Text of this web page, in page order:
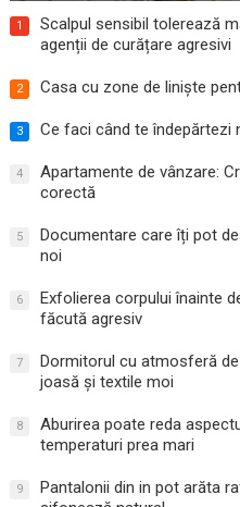
1
Scalpul sensibil tolerează
agenții de curățare agresivi
2 Casa cu zone de liniște
3 Ce faci când te îndepărtezi
4
Apartamente de vânzare:
corectă
5
Documentare care îți pot
noi
6
Exfolierea corpului înainte
făcută agresiv
7
Dormitorul cu atmosferă
joasă și textile moi
8
Aburirea poate reda
temperaturi prea mari
9
Pantalonii din in pot arăta